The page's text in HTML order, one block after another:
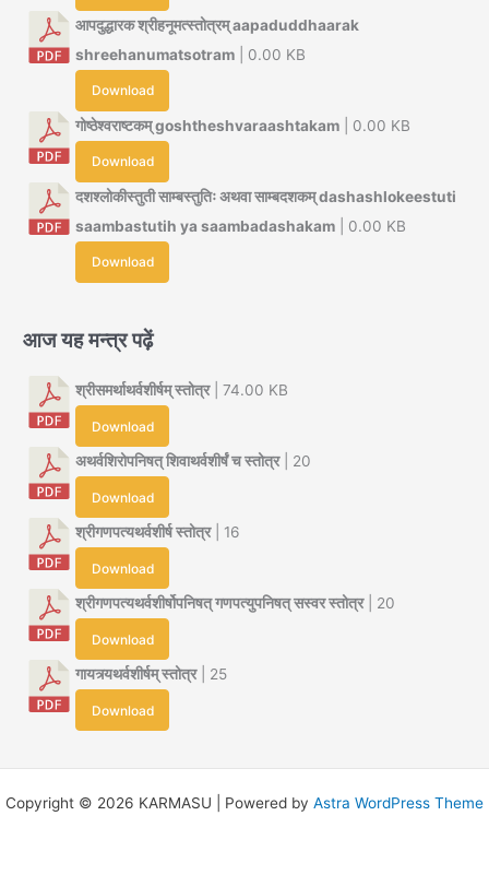
आपदुद्धारक श्रीहनूमत्स्तोत्रम् aapaduddhaarak
shreehanumatsotram | 0.00 KB
Download
गोष्ठेश्वराष्टकम् goshtheshvaraashtakam | 0.00 KB
Download
दशश्लोकीस्तुती साम्बस्तुतिः अथवा साम्बदशकम् dashashlokeestuti
saambastutih ya saambadashakam | 0.00 KB
Download
आज यह मन्त्र पढ़ें
श्रीसमर्थाथर्वशीर्षम् स्तोत्र| 74.00 KB
Download
अथर्वशिरोपनिषत् शिवाथर्वशीर्षं च स्तोत्र| 20
Download
श्रीगणपत्यथर्वशीर्ष स्तोत्र| 16
Download
श्रीगणपत्यथर्वशीर्षोपनिषत् गणपत्युपनिषत् सस्वर स्तोत्र| 20
Download
गायत्र्यथर्वशीर्षम् स्तोत्र| 25
Download
Copyright © 2026 KARMASU | Powered by Astra WordPress Theme